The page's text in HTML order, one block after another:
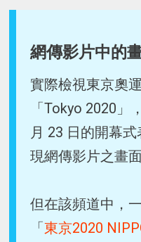
網傳影片中的
實際檢視東京奧
「Tokyo 2020」
月 23 日的開幕
現網傳影片之畫面
但在該頻道中，
「東京2020